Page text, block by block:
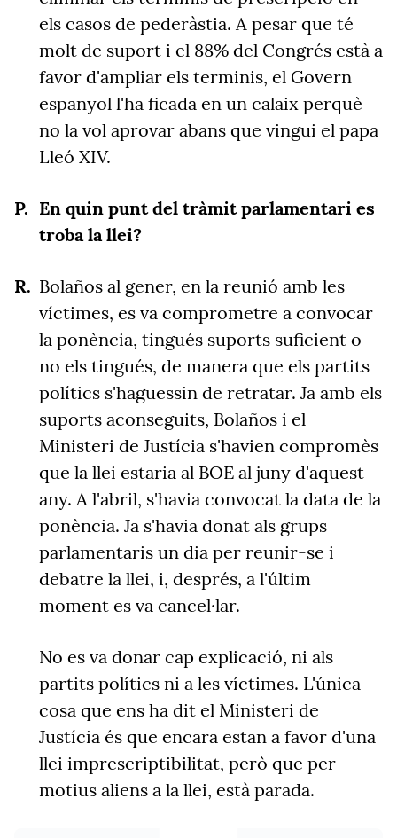
els casos de pederàstia. A pesar que té
molt de suport i el 88% del Congrés està a
favor d'ampliar els terminis, el Govern
espanyol l'ha ficada en un calaix perquè
no la vol aprovar abans que vingui el papa
Lleó XIV.
En quin punt del tràmit parlamentari es
troba la llei?
Bolaños al gener, en la reunió amb les
víctimes, es va comprometre a convocar
la ponència, tingués suports suficient o
no els tingués, de manera que els partits
polítics s'haguessin de retratar. Ja amb els
suports aconseguits, Bolaños i el
Ministeri de Justícia s'havien compromès
que la llei estaria al BOE al juny d'aquest
any. A l'abril, s'havia convocat la data de la
ponència. Ja s'havia donat als grups
parlamentaris un dia per reunir-se i
debatre la llei, i, després, a l'últim
moment es va cancel·lar.
No es va donar cap explicació, ni als
partits polítics ni a les víctimes. L'única
cosa que ens ha dit el Ministeri de
Justícia és que encara estan a favor d'una
llei imprescriptibilitat, però que per
motius aliens a la llei, està parada.